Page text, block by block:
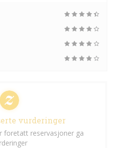
vurderinger
foretatt reservasjoner ga